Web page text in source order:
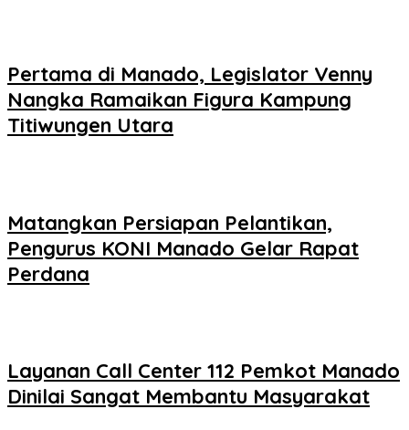
Pertama di Manado, Legislator Venny
Nangka Ramaikan Figura Kampung
Titiwungen Utara
Matangkan Persiapan Pelantikan,
Pengurus KONI Manado Gelar Rapat
Perdana
Layanan Call Center 112 Pemkot Manado
Dinilai Sangat Membantu Masyarakat